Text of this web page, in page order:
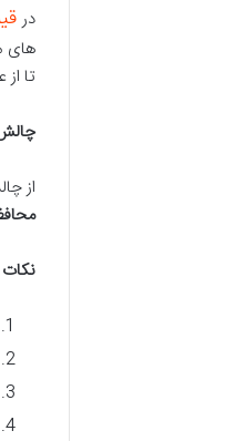
در
های
تا
از